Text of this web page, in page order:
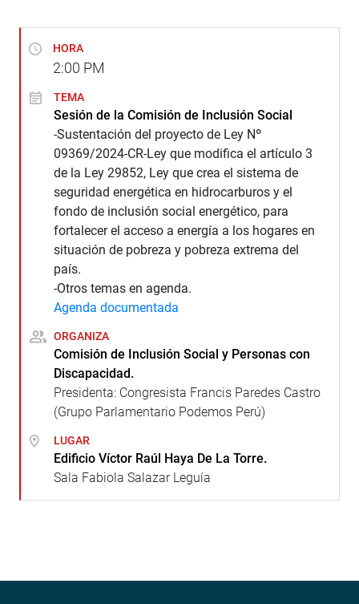
HORA
2:00 PM
TEMA
Sesión de la Comisión de Inclusión Social
-Sustentación del proyecto de Ley Nº
09369/2024-CR-Ley que modifica el artículo 3
de la Ley 29852, Ley que crea el sistema de
seguridad energética en hidrocarburos y el
fondo de inclusión social energético, para
fortalecer el acceso a energía a los hogares en
situación de pobreza y pobreza extrema del
país.
-Otros temas en agenda.
Agenda documentada
ORGANIZA
Comisión de Inclusión Social y Personas con
Discapacidad.
Presidenta: Congresista Francis Paredes Castro
(Grupo Parlamentario Podemos Perú)
LUGAR
Edificio Víctor Raúl Haya De La Torre.
Sala Fabiola Salazar Leguía